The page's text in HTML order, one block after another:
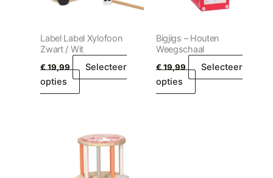
Label Label Xylofoon
Zwart / Wit
€19,99
Selecteer
opties
Bigjigs – Houten
Weegschaal
€19,99
Selecteer
opties